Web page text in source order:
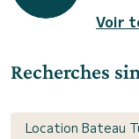
Voir
Recherches
Location Bateau